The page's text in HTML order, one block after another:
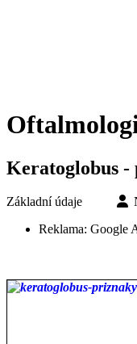
Keratoglobus -
Základní údaje
Reklama: Google